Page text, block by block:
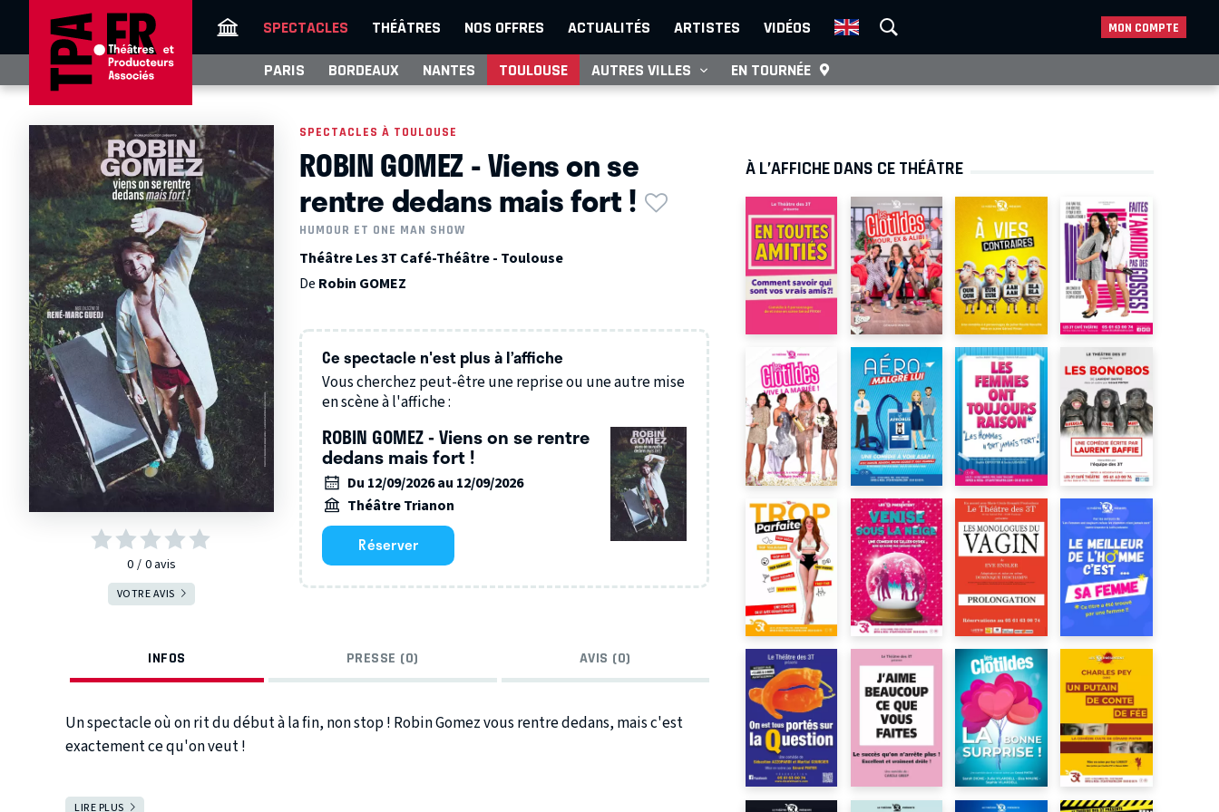
SPECTACLES THÉÂTRES NOS OFFRES ACTUALITÉS ARTISTES VIDÉOS MON COMPTE
PARIS BORDEAUX NANTES TOULOUSE AUTRES VILLES EN TOURNÉE
0 0 avis
VOTRE AVIS
SPECTACLES À TOULOUSE
ROBIN GOMEZ - Viens on se
rentre dedans mais fort !
HUMOUR ET ONE MAN SHOW
Théâtre Les 3T Café-Théâtre - Toulouse
De Robin GOMEZ
Ce spectacle n'est plus à l’affiche
Vous cherchez peut-être une reprise ou une autre mise
en scène à l'affiche :
ROBIN GOMEZ - Viens on se rentre
dedans mais fort !
Du 12/09/2026 au 12/09/2026
Théâtre Trianon
Réserver
INFOS PRESSE (0) AVIS (0)
Un spectacle où on rit du début à la fin, non stop ! Robin Gomez vous rentre dedans, mais c'est
exactement ce qu'on veut !
Robin Gomez dépasse les 150 millions de vues sur les réseaux grâce à ses courtes vidéos inventives,
LIRE PLUS
À L’AFFICHE DANS CE THÉÂTRE